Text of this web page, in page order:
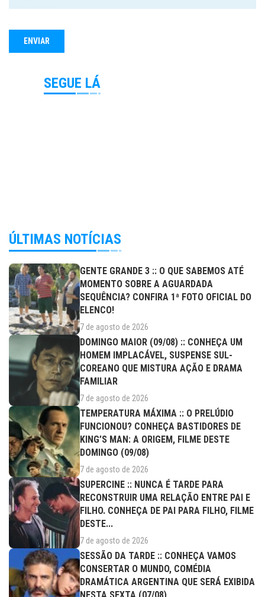
SEGUE LÁ
ÚLTIMAS NOTÍCIAS
GENTE GRANDE 3 :: O QUE SABEMOS ATÉ
MOMENTO SOBRE A AGUARDADA
SEQUÊNCIA? CONFIRA 1ª FOTO OFICIAL DO
ELENCO!
7 de agosto de 2026
DOMINGO MAIOR (09/08) :: CONHEÇA UM
HOMEM IMPLACÁVEL, SUSPENSE SUL-
COREANO QUE MISTURA AÇÃO E DRAMA
FAMILIAR
7 de agosto de 2026
TEMPERATURA MÁXIMA :: O PRELÚDIO
FUNCIONOU? CONHEÇA BASTIDORES DE
KING’S MAN: A ORIGEM, FILME DESTE
DOMINGO (09/08)
7 de agosto de 2026
SUPERCINE :: NUNCA É TARDE PARA
RECONSTRUIR UMA RELAÇÃO ENTRE PAI E
FILHO. CONHEÇA DE PAI PARA FILHO, FILME
DESTE...
7 de agosto de 2026
SESSÃO DA TARDE :: CONHEÇA VAMOS
CONSERTAR O MUNDO, COMÉDIA
DRAMÁTICA ARGENTINA QUE SERÁ EXIBIDA